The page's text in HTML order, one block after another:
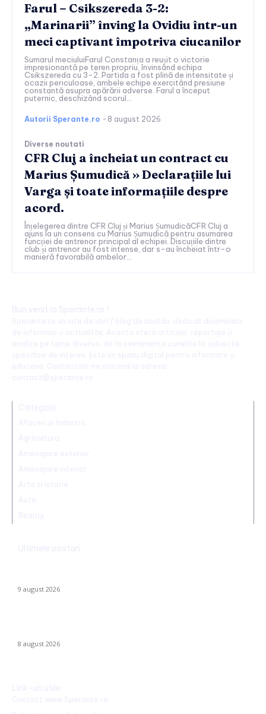
Farul – Csikszereda 3-2:
„Marinarii” înving la Ovidiu într-un
meci captivant împotriva ciucanilor
Sumarul meciuluiFarul Constanța a reușit o victorie
impresionantă pe teren propriu, învinsând echipa
Csikszereda cu 3-2. Partida a fost plină de intensitate și
ocazii periculoase, ambele echipe exercitând presiune
constantă asupra apărării adverse. Farul a început
puternic, deschizând scorul...
Autorii Sperante.ro - 8 august 2026
Diverse noutati
CFR Cluj a încheiat un contract cu
Marius Șumudică » Declarațiile lui
Varga și toate informațiile despre
acord.
Înțelegerea dintre CFR Cluj și Marius ȘumudicăCFR Cluj a
ajuns la un consens cu Marius Șumudică pentru asumarea
funcției de antrenor principal al echipei. Discuțiile dintre
club și antrenor au fost intense, dar s-au încheiat într-o
manieră favorabilă ambelor...
9 august 2026
8 august 2026